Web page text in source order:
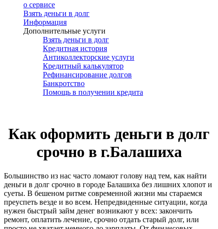
о сервисе
Взять деньги в долг
Информация
Дополнительные услуги
Взять деньги в долг
Кредитная история
Антиколлекторские услуги
Кредитный калькулятор
Рефинансирование долгов
Банкротство
Помощь в получении кредита
Как оформить деньги в долг
срочно в г.Балашиха
Большинство из нас часто ломают голову над тем, как найти
деньги в долг срочно в городе Балашиха без лишних хлопот и
суеты. В бешеном ритме современной жизни мы стараемся
преуспеть везде и во всем. Непредвиденные ситуации, когда
нужен быстрый займ денег возникают у всех: закончить
ремонт, оплатить лечение, срочно отдать старый долг, или